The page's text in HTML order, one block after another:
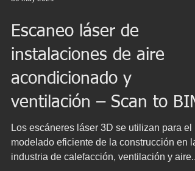
30 may 2021
Escaneo láser de
instalaciones de aire
acondicionado y
ventilación – Scan to BIM
Los escáneres láser 3D se utilizan para el